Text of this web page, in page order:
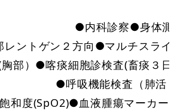
。
察●身体測
ントゲン２方向●マルチスライ
胸部）●喀痰細胞診検査(畜痰３日
機能検査（肺活
和度(SpO2)●血液腫瘍マーカー